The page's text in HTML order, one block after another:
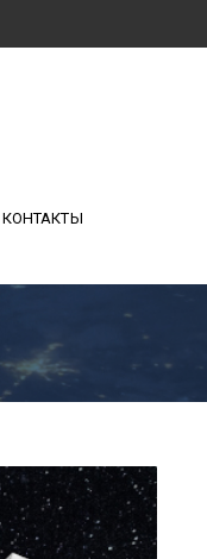
КОНТАКТЫ